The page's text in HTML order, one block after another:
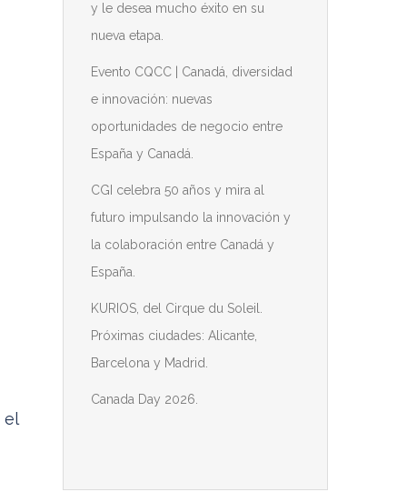
el
y le desea mucho éxito en su
nueva etapa.
Evento CQCC | Canadá, diversidad
e innovación: nuevas
oportunidades de negocio entre
España y Canadá.
CGI celebra 50 años y mira al
futuro impulsando la innovación y
la colaboración entre Canadá y
España.
KURIOS, del Cirque du Soleil.
Próximas ciudades: Alicante,
Barcelona y Madrid.
Canada Day 2026.